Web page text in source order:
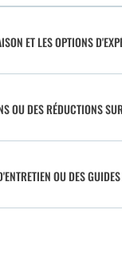
ET LES OPTIONS
OU DES RÉDUCTIONS
OU DES